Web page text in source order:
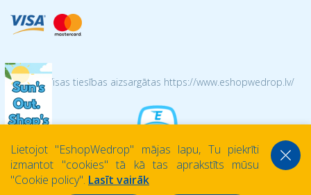
© 2026 Visas tiesības aizsargātas https://www.eshopwedrop.lv/
Lietojot ''EshopWedrop'' mājas lapu, Tu piekrīti
izmantot ''cookies'' tā kā tas aprakstīts mūsu
''Cookie policy''. Lasīt vairāk